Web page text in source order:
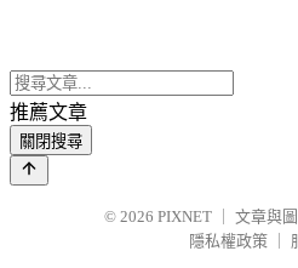
推薦文章
關閉搜尋
© 2026 PIXNET
文章與
隱私權政策